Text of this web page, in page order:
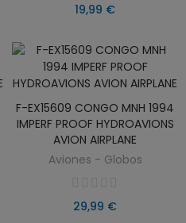
19,99 €
AÑADIR AL CARRITO
F-EX15609 CONGO MNH 1994
IMPERF PROOF HYDROAVIONS
AVION AIRPLANE
Aviones - Globos
29,99 €